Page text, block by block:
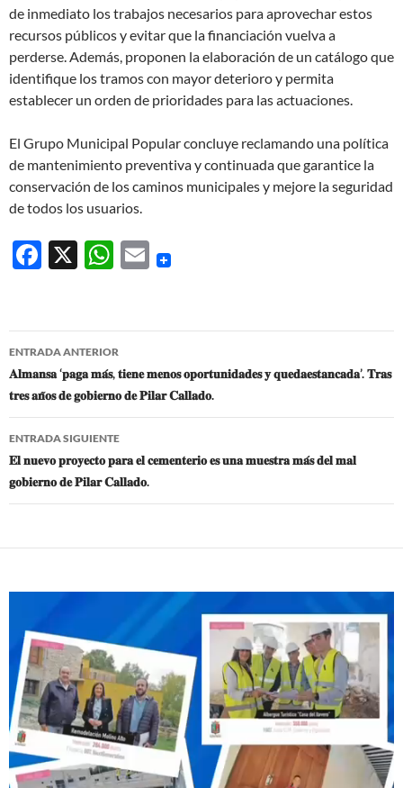
de inmediato los trabajos necesarios para aprovechar estos
recursos públicos y evitar que la financiación vuelva a
perderse. Además, proponen la elaboración de un catálogo que
identifique los tramos con mayor deterioro y permita
establecer un orden de prioridades para las actuaciones.
El Grupo Municipal Popular concluye reclamando una política
de mantenimiento preventiva y continuada que garantice la
conservación de los caminos municipales y mejore la seguridad
de todos los usuarios.
F
b
o
o
k
X
W
s
A
p
p
E
Navegación
de
entradas
ENTRADA ANTERIOR
𝐀𝐥𝐦𝐚𝐧𝐬𝐚 ‘𝐩𝐚𝐠𝐚 𝐦𝐚́𝐬, 𝐭𝐢𝐞𝐧𝐞 𝐦𝐞𝐧𝐨𝐬 𝐨𝐩𝐨𝐫𝐭𝐮𝐧𝐢𝐝𝐚𝐝𝐞𝐬 𝐲 𝐪𝐮𝐞𝐝𝐚𝐞𝐬𝐭𝐚𝐧𝐜𝐚𝐝𝐚’. 𝐓𝐫𝐚𝐬
𝐭𝐫𝐞𝐬 𝐚𝐧̃𝐨𝐬 𝐝𝐞 𝐠𝐨𝐛𝐢𝐞𝐫𝐧𝐨 𝐝𝐞 𝐏𝐢𝐥𝐚𝐫 𝐂𝐚𝐥𝐥𝐚𝐝𝐨.
ENTRADA SIGUIENTE
𝐄𝐥 𝐧𝐮𝐞𝐯𝐨 𝐩𝐫𝐨𝐲𝐞𝐜𝐭𝐨 𝐩𝐚𝐫𝐚 𝐞𝐥 𝐜𝐞𝐦𝐞𝐧𝐭𝐞𝐫𝐢𝐨 𝐞𝐬 𝐮𝐧𝐚 𝐦𝐮𝐞𝐬𝐭𝐫𝐚 𝐦𝐚́𝐬 𝐝𝐞𝐥 𝐦𝐚𝐥
𝐠𝐨𝐛𝐢𝐞𝐫𝐧𝐨 𝐝𝐞 𝐏𝐢𝐥𝐚𝐫 𝐂𝐚𝐥𝐥𝐚𝐝𝐨.